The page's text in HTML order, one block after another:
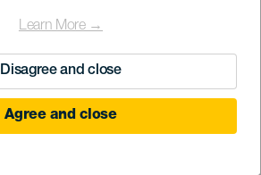
Learn More →
Disagree and close
Agree and close